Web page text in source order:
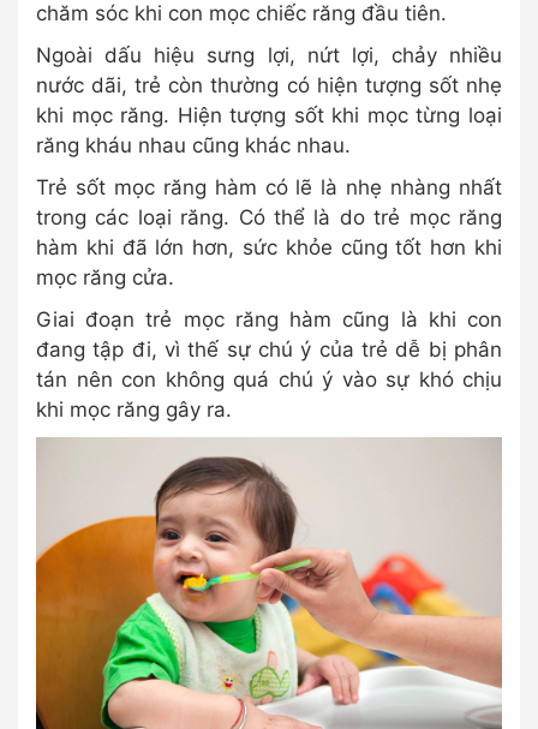
chăm sóc khi con mọc chiếc răng đầu tiên.
Ngoài dấu hiệu sưng lợi, nứt lợi, chảy nhiều
nước dãi, trẻ còn thường có hiện tượng sốt nhẹ
khi mọc răng. Hiện tượng sốt khi mọc từng loại
răng kháu nhau cũng khác nhau.
Trẻ sốt mọc răng hàm có lẽ là nhẹ nhàng nhất
trong các loại răng. Có thể là do trẻ mọc răng
hàm khi đã lớn hơn, sức khỏe cũng tốt hơn khi
mọc răng cửa.
Giai đoạn trẻ mọc răng hàm cũng là khi con
đang tập đi, vì thế sự chú ý của trẻ dễ bị phân
tán nên con không quá chú ý vào sự khó chịu
khi mọc răng gây ra.